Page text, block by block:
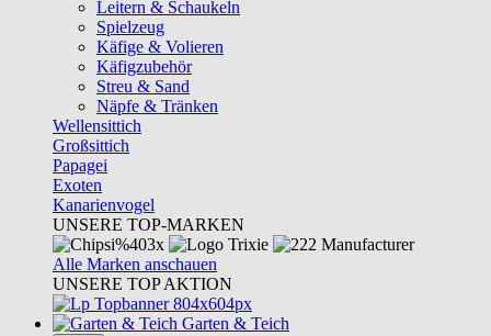
Leitern & Schaukeln
Spielzeug
Käfige & Volieren
Käfigzubehör
Streu & Sand
Näpfe & Tränken
Wellensittich
Großsittich
Papagei
Exoten
Kanarienvogel
UNSERE TOP-MARKEN
Alle Marken anschauen
UNSERE TOP AKTION
Garten & Teich